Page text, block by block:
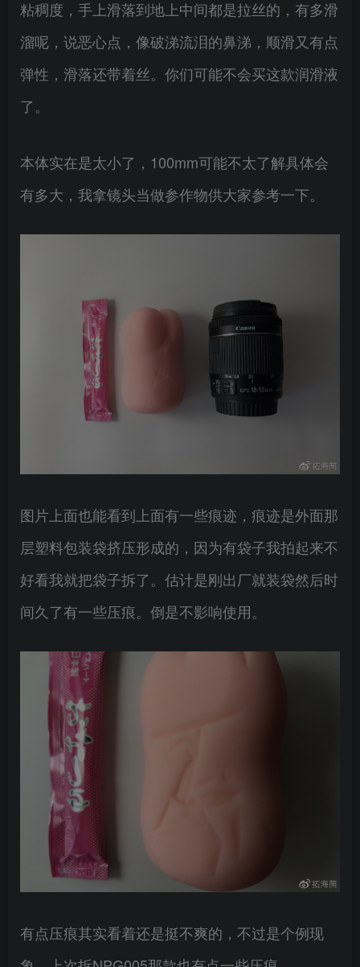
粘稠度，手上滑落到地上中间都是拉丝的，有多滑
溜呢，说恶心点，像破涕流泪的鼻涕，顺滑又有点
弹性，滑落还带着丝。你们可能不会买这款润滑液
了。
本体实在是太小了，100mm可能不太了解具体会
有多大，我拿镜头当做参作物供大家参考一下。
图片上面也能看到上面有一些痕迹，痕迹是外面那
层塑料包装袋挤压形成的，因为有袋子我拍起来不
好看我就把袋子拆了。估计是刚出厂就装袋然后时
间久了有一些压痕。倒是不影响使用。
有点压痕其实看着还是挺不爽的，不过是个例现